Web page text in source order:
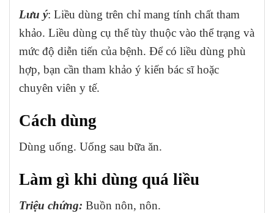
Lưu ý: Liều dùng trên chỉ mang tính chất tham
khảo. Liều dùng cụ thể tùy thuộc vào thể trạng và
mức độ diễn tiến của bệnh. Để có liều dùng phù
hợp, bạn cần tham khảo ý kiến bác sĩ hoặc
chuyên viên y tế.
Cách dùng
Dùng uống. Uống sau bữa ăn.
Làm gì khi dùng quá liều
Triệu chứng: Buồn nôn, nôn.